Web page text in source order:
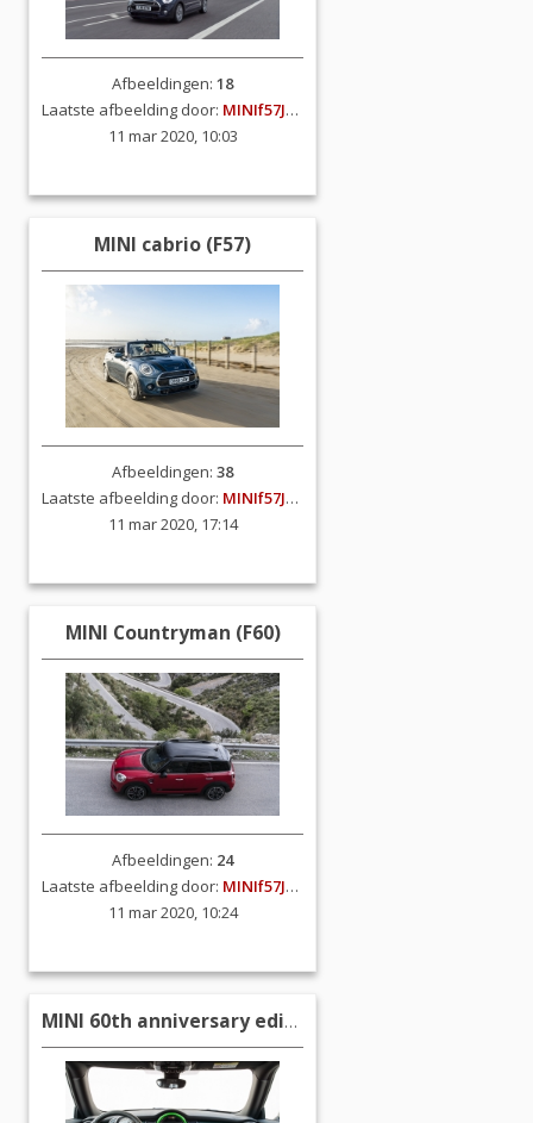
Afbeeldingen: 18
Laatste afbeelding door: MINIf57JCW
11 mar 2020, 10:03
MINI cabrio (F57)
Afbeeldingen: 38
Laatste afbeelding door: MINIf57JCW
11 mar 2020, 17:14
MINI Countryman (F60)
Afbeeldingen: 24
Laatste afbeelding door: MINIf57JCW
11 mar 2020, 10:24
MINI 60th anniversary edition (F56)